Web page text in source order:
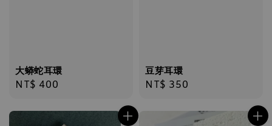
大蟒蛇耳環
Regular
NT$ 400
豆芽耳環
Regular
NT$ 350